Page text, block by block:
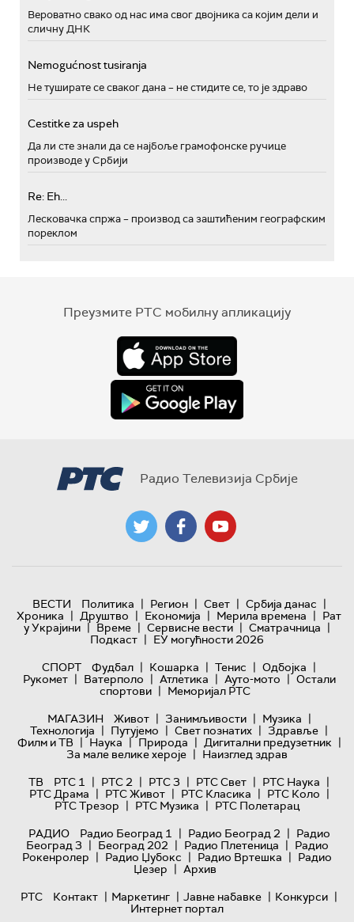
Вероватно свако од нас има свог двојника са којим дели и
сличну ДНК
Nemogućnost tusiranja
Не туширате се сваког дана – не стидите се, то је здраво
Cestitke za uspeh
Да ли сте знали да се најбоље грамофонске ручице
производе у Србији
Re: Eh...
Лесковачка спржа – производ са заштићеним географским
пореклом
Преузмите РТС мобилну апликацију
Радио Телевизија Србије
ВЕСТИ Политика | Регион | Свет | Србија данас |
Хроника | Друштво | Економија | Мерила времена | Рат
у Украјини | Време | Сервисне вести | Сматрачница |
Подкаст | ЕУ могућности 2026
СПОРТ
Фудбал | Кошарка | Тенис | Одбојка |
Рукомет | Ватерполо | Атлетика | Ауто-мото | Остали
спортови | Меморијал РТС
МАГАЗИН
Живот | Занимљивости | Музика |
Технологијa | Путујемо | Свет познатих | Здравље |
Филм и ТВ | Наука | Природа | Дигитални предузетник |
За мале велике хероје | Наизглед здрав
ТВ
РТС 1 | РТС 2 | РТС 3 | РТС Свет | РТС Наука |
РТС Драма | РТС Живот | РТС Класика | РТС Коло |
РТС Трезор | РТС Музика | РТС Полетарац
РАДИО
Радио Београд 1 | Радио Београд 2 | Радио
Београд 3 | Београд 202 | Радио Плетеница | Радио
Рокенролер | Радио Џубокс | Радио Вртешка | Радио
Џезер | Архив
РТС
Контакт | Маркетинг | Јавне набавке | Конкурси |
Интернет портал